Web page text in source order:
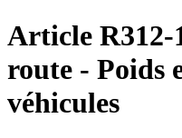
Article R312-
route - Poids
véhicules